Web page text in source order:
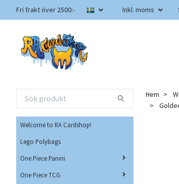
Fri frakt över 2500:- Inkl. moms
Welcome to RA Cardshop!
Lego Polybags
One Piece Panini
One Piece TCG
Hem